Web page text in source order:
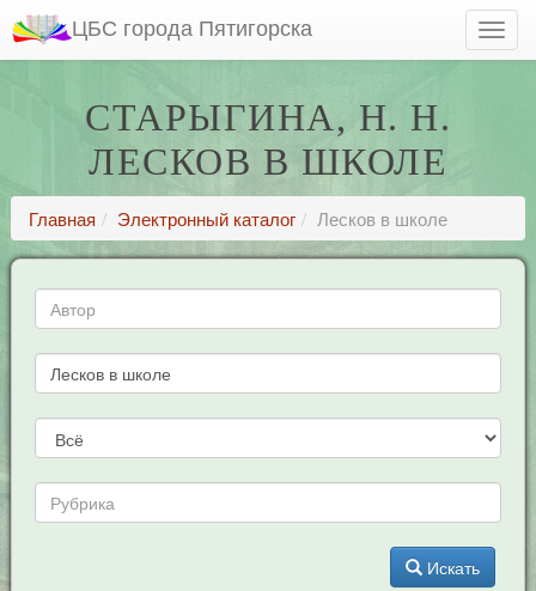
ЦБС города Пятигорска
СТАРЫГИНА, Н. Н.
ЛЕСКОВ В ШКОЛЕ
Главная Электронный каталог Лесков в школе
Искать